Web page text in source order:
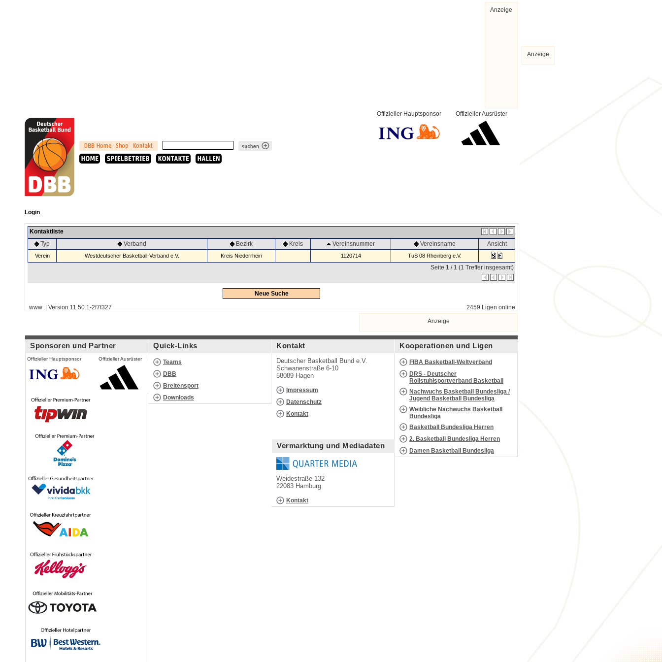
Anzeige
Offizieller Ausrüster
Offizieller Hauptsponsor
Login
Kontaktliste
Typ
Verband Bezirk Kreis Vereinsnummer Vereinsname Ansicht
Verein Westdeutscher Basketball-Verband e.V. Kreis Niederrhein 1120714 TuS 08 Rheinberg e.V.
Seite 1 / 1 (1 Treffer insgesamt)
Neue Suche
www | Version 11.50.1-2f7f327
2459 Ligen online
Anzeige
Sponsoren und Partner
Offizieller Hauptsponsor Offizieller Ausrüster
Quick-Links
Teams
DBB
Breitensport
Downloads
Kontakt
Deutscher Basketball Bund e.V.
Schwanenstraße 6-10
58089 Hagen
Impressum
Datenschutz
Kontakt
Vermarktung und Mediadaten
Weidestraße 132
22083 Hamburg
Kontakt
Kooperationen und Ligen
FIBA Basketball-Weltverband
DRS - Deutscher
Rollstuhlsportverband Basketball
Nachwuchs Basketball Bundesliga /
Jugend Basketball Bundesliga
Weibliche Nachwuchs Basketball
Bundesliga
Basketball Bundesliga Herren
2. Basketball Bundesliga Herren
Damen Basketball Bundesliga
Anzeige